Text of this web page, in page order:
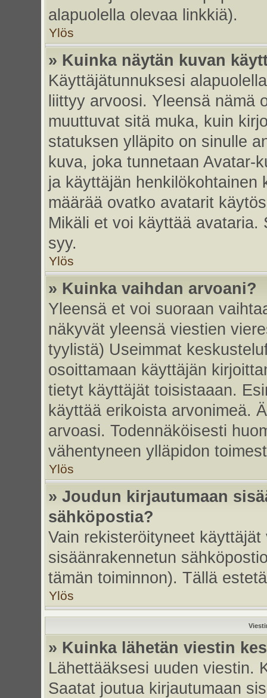
alapuolella olevaa linkkiä).
Ylös
» Kuinka näytän kuvan
Käyttäjätunnuksesi
liittyy arvoosi. Yleensä nämä
muuttuvat sitä muka, kuin
statuksen ylläpito on sinulle
kuva, joka tunnetaan Avatar-
ja käyttäjän henkilökohtainen
määrää ovatko avatarit
Mikäli et voi käyttää
syy.
Ylös
» Kuinka vaihdan arvoani?
Yleensä et voi suoraan
näkyvät yleensä viestien
tyylistä) Useimmat
osoittamaan käyttäjän
tietyt käyttäjät toisistaaan.
käyttää erikoista arvonimeä.
arvoasi. Todennäköisesti
vähentyneen ylläpidon
Ylös
» Joudun kirjautumaan
sähköpostia?
Vain rekisteröityneet
sisäänrakennetun
tämän toiminnon). Tällä
Ylös
» Kuinka lähetän viestin
Lähettääksesi uuden viestin.
Saatat joutua kirjautumaan